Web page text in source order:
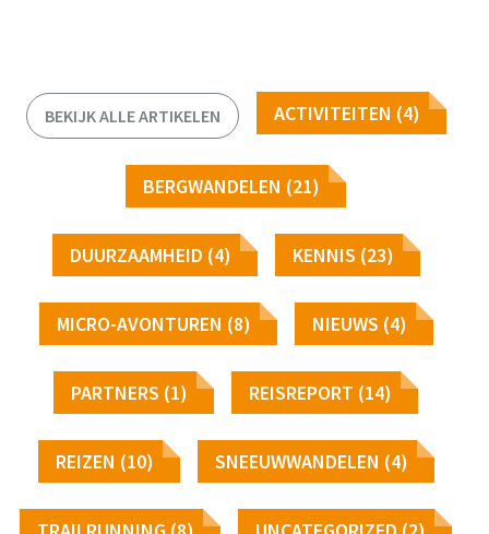
BEKIJK ALLE ARTIKELEN ACTIVITEITEN (4)
BERGWANDELEN (21)
DUURZAAMHEID (4) KENNIS (23)
MICRO-AVONTUREN (8) NIEUWS (4)
PARTNERS (1) REISREPORT (14)
REIZEN (10) SNEEUWWANDELEN (4)